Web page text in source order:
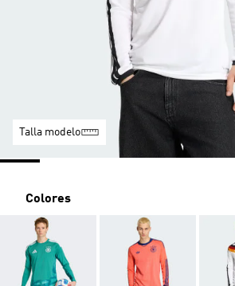
Talla modelo
Colores